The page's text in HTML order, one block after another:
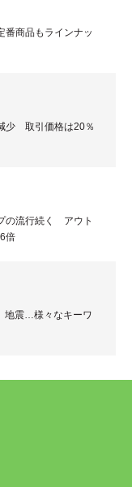
番商品もラインナッ
少 取引価格は20％
の流行続く アウト
倍
地震…様々なキーワ